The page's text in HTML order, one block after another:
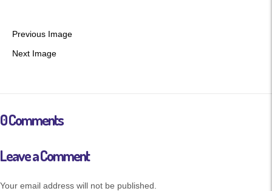
Previous Image
Next Image
0 Comments
Leave a Comment
Your email address will not be published.